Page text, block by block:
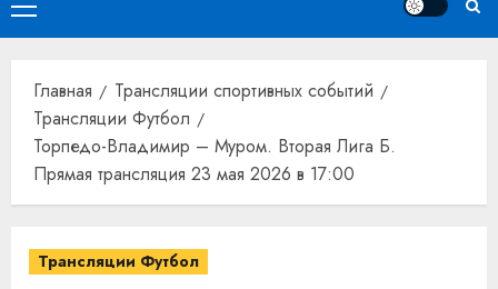
Основное
меню
Главная
Трансляции спортивных событий
Трансляции Футбол
Торпедо-Владимир – Муром. Вторая Лига Б.
Прямая трансляция 23 мая 2026 в 17:00
Трансляции Футбол